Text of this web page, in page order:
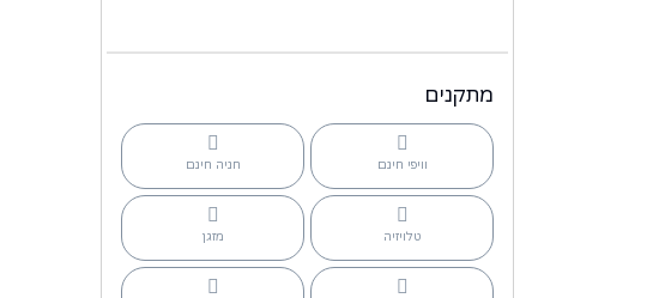
מתקנים
וויפי חינם חניה חינם
טלויזיה מזגן